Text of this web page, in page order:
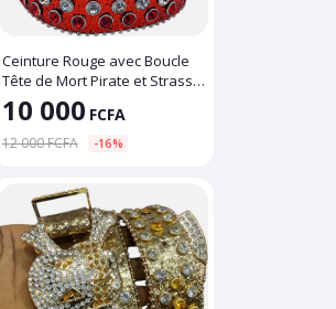
Ceinture Rouge avec Boucle
Tête de Mort Pirate et Strass
Rouges
10 000 FCFA
12 000 FCFA -16%